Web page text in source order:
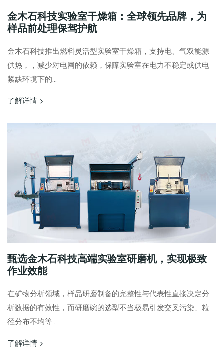
金木石科技实验室干燥箱：全球领先品牌，为
样品前处理保驾护航
金木石科技推出燃料灵活型实验室干燥箱，支持电、气双能源
供热，，减少对电网的依赖，保障实验室在电力不稳定或供电
紧缺环境下的...
了解详情
甄选金木石科技高端实验室研磨机，实现极致
作业效能
在矿物分析领域，样品研磨制备的完整性与代表性直接决定分
析数据的有效性，而研磨碗的选型不当极易引发交叉污染、粒
径分布不均等...
了解详情